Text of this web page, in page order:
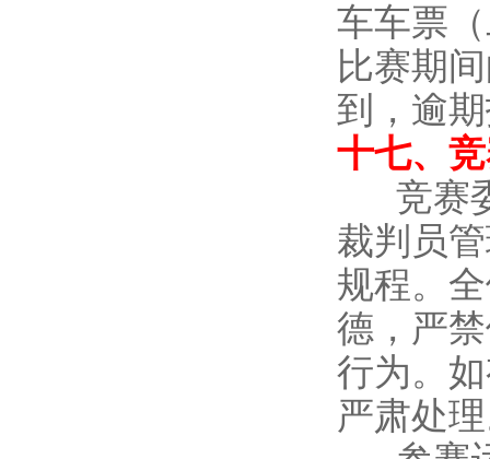
车车票
比赛期
到，逾
十七、
竞赛
裁判员
规程。
德，严
行为。
严肃处